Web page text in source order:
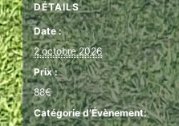
DÉTAILS
Date :
2 octobre 2026
Prix :
88€
Catégorie d’Évènement: